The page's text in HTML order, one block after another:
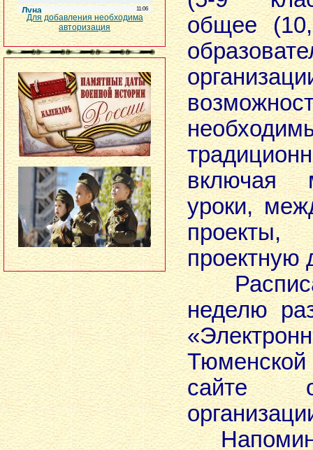
Для добавления необходима
авторизация
общее
включая
уроки,
проектную
неделю
сайте